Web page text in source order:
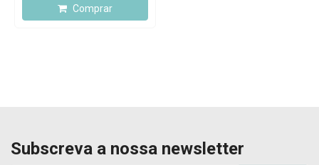
Comprar
Subscreva a nossa newsletter